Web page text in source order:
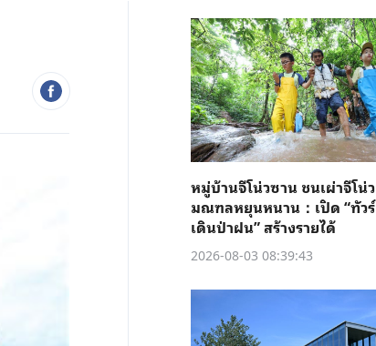
หมู่บ้านจีโน่วซาน ชนเผ่าจีโน่ว
มณฑลหยุนหนาน：เปิด “ทัวร์
เดินป่าฝน” สร้างรายได้
2026-08-03 08:39:43